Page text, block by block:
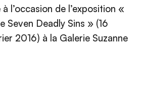
l’occasion de l’exposition «
Seven Deadly Sins » (16
2016) à la Galerie Suzanne